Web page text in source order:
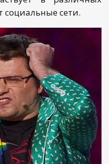
социальные сети.